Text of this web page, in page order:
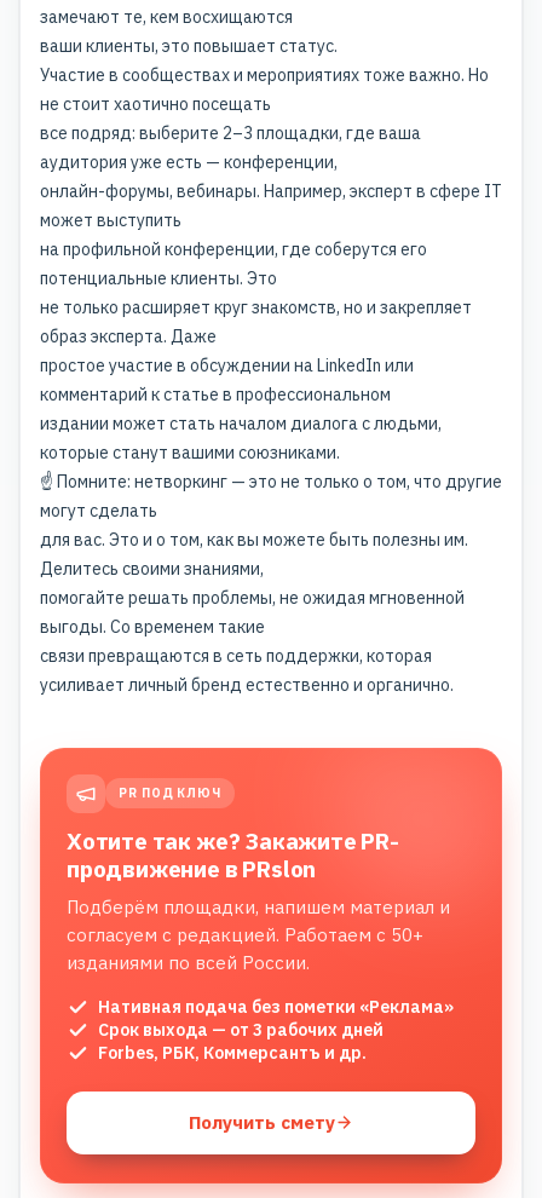
замечают те, кем восхищаются
ваши клиенты, это повышает статус.
Участие в сообществах и мероприятиях тоже важно. Но
не стоит хаотично посещать
все подряд: выберите 2–3 площадки, где ваша
аудитория уже есть — конференции,
онлайн-форумы, вебинары. Например, эксперт в сфере IT
может выступить
на профильной конференции, где соберутся его
потенциальные клиенты. Это
не только расширяет круг знакомств, но и закрепляет
образ эксперта. Даже
простое участие в обсуждении на LinkedIn или
комментарий к статье в профессиональном
издании может стать началом диалога с людьми,
которые станут вашими союзниками.
☝️ Помните: нетворкинг — это не только о том, что другие
могут сделать
для вас. Это и о том, как вы можете быть полезны им.
Делитесь своими знаниями,
помогайте решать проблемы, не ожидая мгновенной
выгоды. Со временем такие
связи превращаются в сеть поддержки, которая
усиливает личный бренд естественно и органично.
PR ПОД КЛЮЧ
Хотите так же? Закажите PR-
продвижение в PRslon
Подберём площадки, напишем материал и
согласуем с редакцией. Работаем с 50+
изданиями по всей России.
Нативная подача без пометки «Реклама»
Срок выхода — от 3 рабочих дней
Forbes, РБК, Коммерсантъ и др.
Получить смету